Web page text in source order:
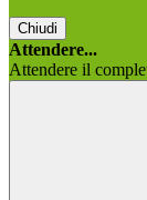
Chiudi
Attendere...
Attendere il